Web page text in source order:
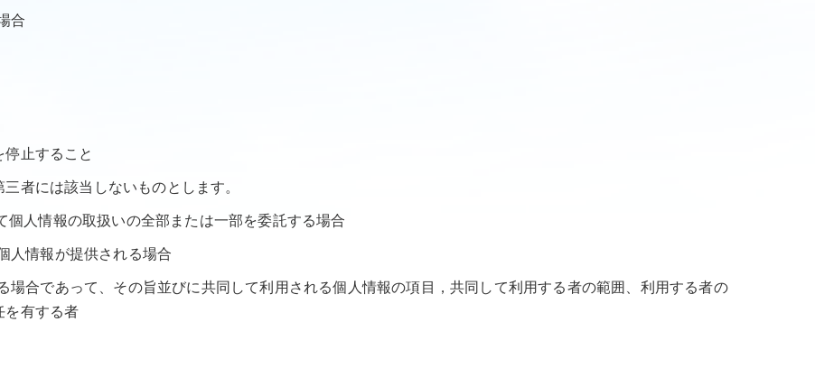
合
止すること
者には該当しないものとします。
人情報の取扱いの全部または一部を委託する場合
人情報が提供される場合
場合であって、その旨並びに共同して利用される個人情報の項目，共同して利用する者の範囲、利用する者の
有する者